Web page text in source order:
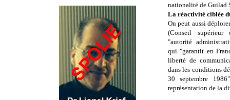
nationalité de Guilad
La réactivité ciblée
On peut aussi
(Conseil supérieur
"autorité
qui "garantit en
liberté de
dans les conditions
30 septembre
représentation de la